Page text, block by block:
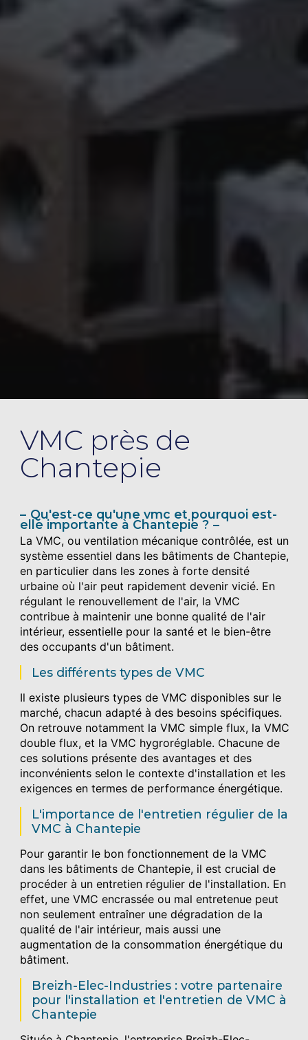
VMC près de
Chantepie
Qu'est-ce qu'une vmc et pourquoi est-
elle importante à Chantepie ?
La VMC, ou ventilation mécanique contrôlée, est un
système essentiel dans les bâtiments de Chantepie,
en particulier dans les zones à forte densité
urbaine où l'air peut rapidement devenir vicié. En
régulant le renouvellement de l'air, la VMC
contribue à maintenir une bonne qualité de l'air
intérieur, essentielle pour la santé et le bien-être
des occupants d'un bâtiment.
Les différents types de VMC
Il existe plusieurs types de VMC disponibles sur le
marché, chacun adapté à des besoins spécifiques.
On retrouve notamment la VMC simple flux, la VMC
double flux, et la VMC hygroréglable. Chacune de
ces solutions présente des avantages et des
inconvénients selon le contexte d'installation et les
exigences en termes de performance énergétique.
L'importance de l'entretien régulier de la
VMC à Chantepie
Pour garantir le bon fonctionnement de la VMC
dans les bâtiments de Chantepie, il est crucial de
procéder à un entretien régulier de l'installation. En
effet, une VMC encrassée ou mal entretenue peut
non seulement entraîner une dégradation de la
qualité de l'air intérieur, mais aussi une
augmentation de la consommation énergétique du
bâtiment.
Breizh-Elec-Industries : votre partenaire
pour l'installation et l'entretien de VMC à
Chantepie